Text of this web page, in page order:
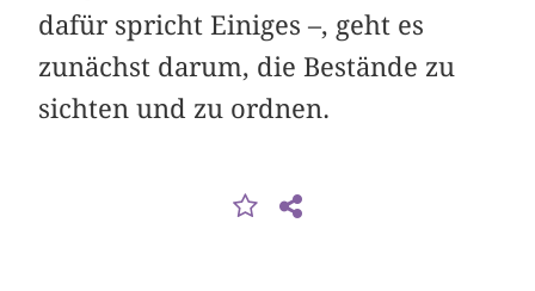
dafür spricht Einiges –, geht es
zunächst darum, die Bestände zu
sichten und zu ordnen.